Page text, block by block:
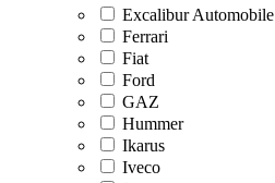
Excalibur Automobile
Ferrari
Fiat
Ford
GAZ
Hummer
Ikarus
Iveco